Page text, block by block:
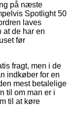
på næste
Spotlight 50
laves
de har en
før
fragt, men i de
indkøber for en
mest betalelige
til om man er i
til at køre